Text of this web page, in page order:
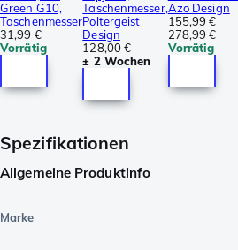
Green G10,
Taschenmesser
31,99 €
Vorrätig
Taschenmesser,
Poltergeist
Design
128,00 €
± 2 Wochen
Azo Design
155,99 €
278,99 €
Vorrätig
Spezifikationen
Allgemeine Produktinfo
Marke